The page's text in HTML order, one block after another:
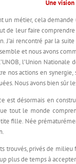
Une vision
métier, cela
de leur faire
rencontré par la
et nous avons
l’Union Nationale
actions en
Nous avons bien
désormais en
tout le monde
fille. Née
trouvés, privés de
plus de temps à